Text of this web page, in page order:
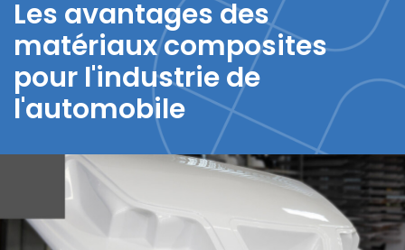
Les avantages des
matériaux composites
pour l'industrie de
l'automobile